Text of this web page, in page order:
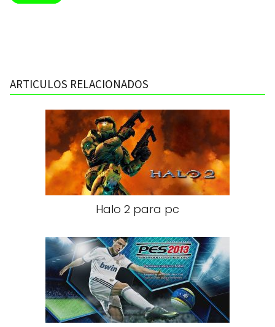
ARTICULOS RELACIONADOS
Halo 2 para pc